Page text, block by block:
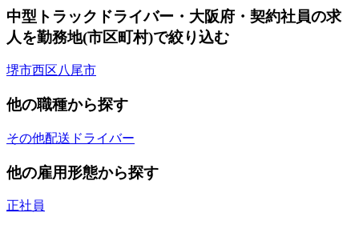
中型トラックドライバー・大阪府・契約社員の求
人を勤務地(市区町村)で絞り込む
堺市西区 八尾市
他の職種から探す
その他配送ドライバー
他の雇用形態から探す
正社員